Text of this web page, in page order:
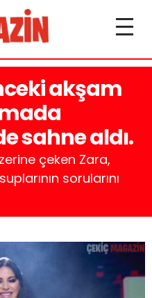
akşam
sahne aldı.
çeken Zara,
sorularını